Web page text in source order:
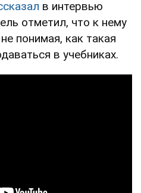
в интервью
отметил, что к нему
понимая, как такая
в учебниках.